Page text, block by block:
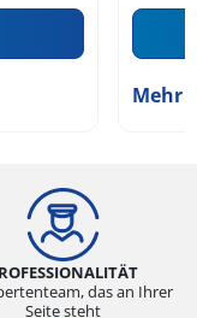
Mehr
das an Ihrer
Seite steht